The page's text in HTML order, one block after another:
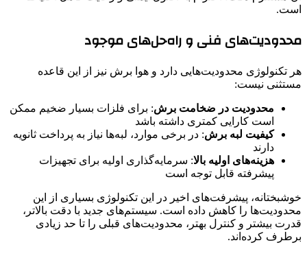
است.
محدودیت‌های فنی و راه‌حل‌های موجود
هر تکنولوژی محدودیت‌هایی دارد و هوا برش نیز از این قاعده
مستثنی نیست:
محدودیت در ضخامت برش: برای فلزات بسیار ضخیم ممکن
است کارایی کمتری داشته باشد
کیفیت لبه برش: در برخی موارد، لبه‌ها نیاز به پرداخت ثانویه
دارند
هزینه‌های اولیه بالا: سرمایه‌گذاری اولیه برای تجهیزات
پیشرفته قابل توجه است
خوشبختانه، پیشرفت‌های اخیر در این تکنولوژی بسیاری از این
محدودیت‌ها را کاهش داده است. سیستم‌های جدید با دقت بالاتر،
قدرت بیشتر و کنترل بهتر، محدودیت‌های قبلی را تا حد زیادی
برطرف کرده‌اند.